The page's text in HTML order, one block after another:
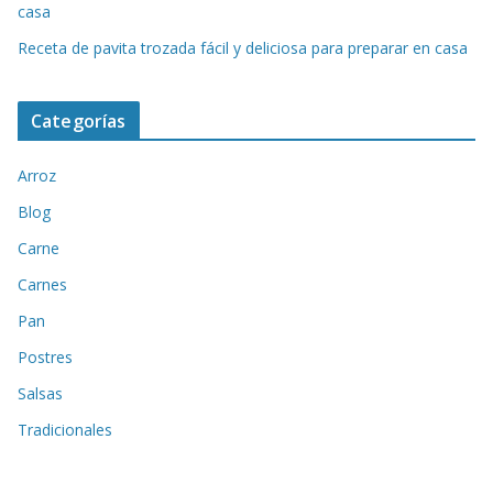
casa
Receta de pavita trozada fácil y deliciosa para preparar en casa
Categorías
Arroz
Blog
Carne
Carnes
Pan
Postres
Salsas
Tradicionales